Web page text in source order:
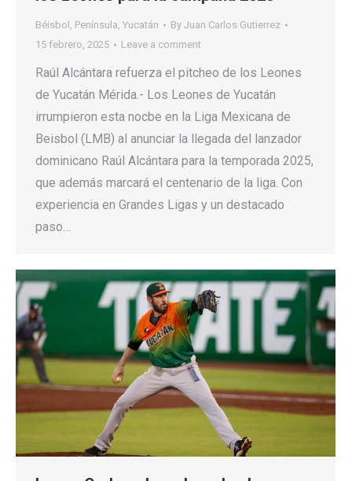
Béisbol , Península, Yucatán By Juan Carlos Gutierrez
15 febrero, 2025
Leave a comment
Raúl Alcántara refuerza el pitcheo de los Leones
de Yucatán Mérida.- Los Leones de Yucatán
irrumpieron esta nocbe en la Liga Mexicana de
Beisbol (LMB) al anunciar la llegada del lanzador
dominicano Raúl Alcántara para la temporada 2025,
que además marcará el centenario de la liga. Con
experiencia en Grandes Ligas y un destacado
paso…